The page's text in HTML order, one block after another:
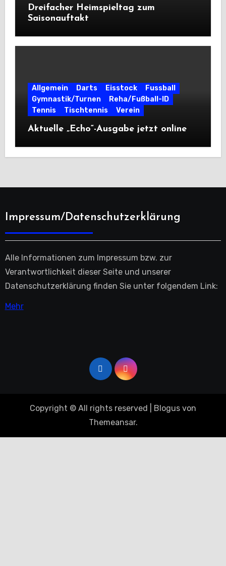
Dreifacher Heimspieltag zum
Saisonauftakt
Allgemein Darts Eisstock
Fussball
Gymnastik/Turnen
Reha/Fußball-ID
Tennis
Tischtennis Verein
Aktuelle „Echo“-Ausgabe jetzt online
Impressum/Datenschutzerklärung
Alle Informationen zum Impressum bzw. zur
Verantwortlichkeit dieser Seite und unserer
Datenschutzerklärung finden Sie unter folgendem Link:
Mehr
Copyright © All rights reserved Blogus von
Themeansar.